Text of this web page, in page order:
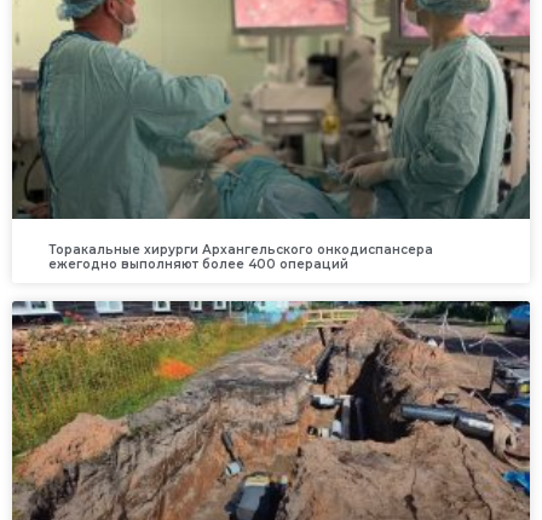
Торакальные хирурги Архангельского онкодиспансера
ежегодно выполняют более 400 операций